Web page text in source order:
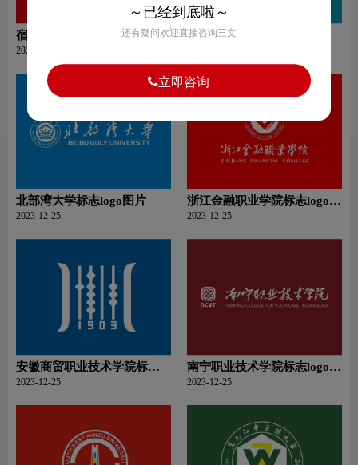
宿州学院标志logo图片
2023-12-26
泰州学院标志logo图片
北部湾大学标志logo图片
2023-12-25
浙江金融职业学院标志logo图
片
2023-12-25
安徽商贸职业技术学院标志
logo图片
2023-12-25
南宁职业技术学院标志logo图
片
2023-12-25
～已经到底啦～
还有疑问欢迎直接咨询三文
立即咨询